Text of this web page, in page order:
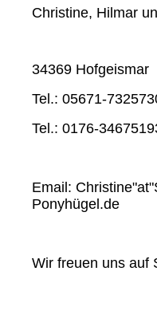
Christine, Hilmar
34369 Hofgeismar
Tel.: 05671-
Tel.: 0176-
Email:
Ponyhügel.de
Wir freuen uns auf